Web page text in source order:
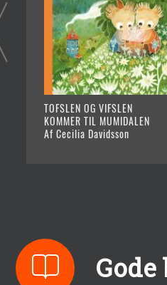
TOFSLEN OG VIFSLEN
KOMMER TIL MUMIDALEN
Af Cecilia Davidsson